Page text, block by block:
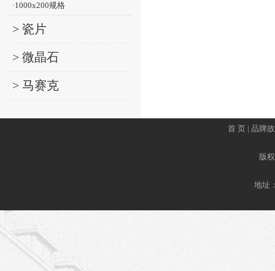
·1000x200规格
> 瓷片
> 微晶石
> 马赛克
首 页 | 品牌
版
地址